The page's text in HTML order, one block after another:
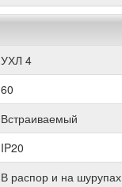
УХЛ 4
60
Встраиваемый
IP20
В распор и на шурупах